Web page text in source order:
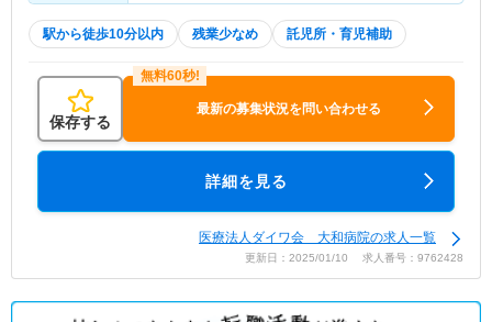
駅から徒歩10分以内 残業少なめ 託児所・育児補助
保存する
最新の募集状況を問い合わせる
詳細を見る
医療法人ダイワ会 大和病院の求人一覧
更新日：2025/01/10 求人番号：9762428